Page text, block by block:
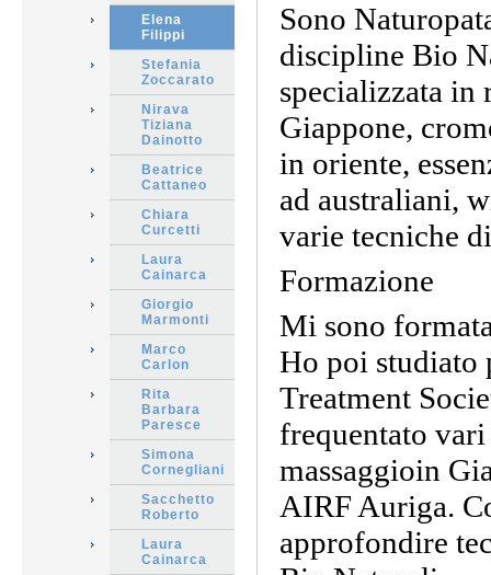
Elena
Filippi
Stefania
Zoccarato
Nirava
Tiziana
Dainotto
Beatrice
Cattaneo
Chiara
Curcetti
Laura
Cainarca
Giorgio
Marmonti
Marco
Carlon
Rita
Barbara
Paresce
Simona
Cornegliani
Sacchetto
Roberto
Laura
Cainarca
Sono
discipline Bio
specializzata in
Giappone,
in oriente,
ad australiani,
varie tecniche
Formazione
Mi sono
Ho poi studiato
Treatment
frequentato
massaggioin
AIRF Auriga.
approfondire